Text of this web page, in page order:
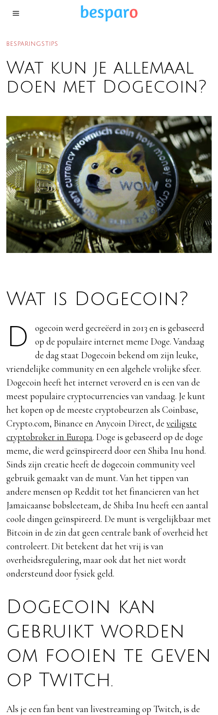
BESPARINGSTIPS
Wat kun je allemaal
doen met Dogecoin?
Wat is Dogecoin?
Dogecoin werd gecreëerd in 2013 en is gebaseerd
op de populaire internet meme Doge. Vandaag
de dag staat Dogecoin bekend om zijn leuke,
vriendelijke community en een algehele vrolijke sfeer.
Dogecoin heeft het internet veroverd en is een van de
meest populaire cryptocurrencies van vandaag. Je kunt
het kopen op de meeste cryptobeurzen als Coinbase,
Crypto.com, Binance en Anycoin Direct, deveiligste
cryptobroker in Europa. Doge is gebaseerd op de doge
meme, die werd geïnspireerd door een Shiba Inu hond.
Sinds zijn creatie heeft de dogecoin community veel
gebruik gemaakt van de munt. Van het tippen van
andere mensen op Reddit tot het financieren van het
Jamaicaanse bobsleeteam, de Shiba Inu heeft een aantal
coole dingen geïnspireerd. De munt is vergelijkbaar met
Bitcoin in de zin dat geen centrale bank of overheid het
controleert. Dit betekent dat het vrij is van
overheidsregulering, maar ook dat het niet wordt
ondersteund door fysiek geld.
Dogecoin kan
gebruikt worden
om fooien te geven
op Twitch.
Als je een fan bent van livestreaming op Twitch, is de